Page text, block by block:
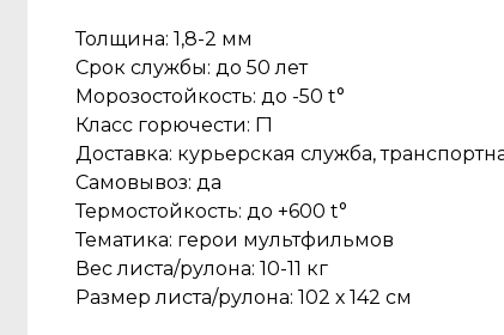
Толщина: 1,8-2 мм
Срок службы: до 50 лет
Морозостойкость: до -50 t°
Класс горючести: Г1
Доставка: курьерская служба,
Самовывоз: да
Термостойкость: до +600 t°
Тематика: герои мультфильмов
Вес листа/рулона: 10-11 кг
Размер листа/рулона: 102 х 142 см